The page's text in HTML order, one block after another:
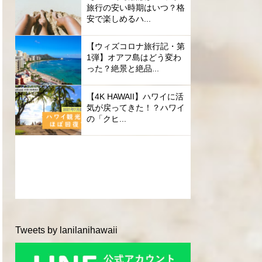
旅行の安い時期はいつ？格
安で楽しめるハ...
【ウィズコロナ旅行記・第
1弾】オアフ島はどう変わ
った？絶景と絶品...
【4K HAWAII】ハワイに活
気が戻ってきた！？ハワイ
の「クヒ...
Tweets by lanilanihawaii